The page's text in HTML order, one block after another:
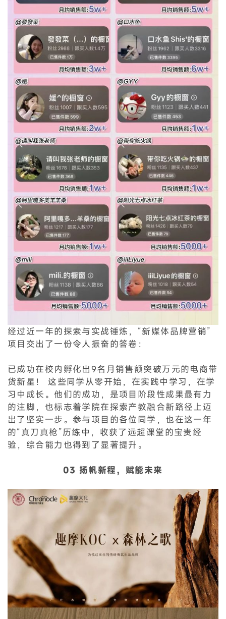
经过近一年的探索与实战锤炼，“新媒体品牌营销”
项目交出了一份令人振奋的答卷：
已成功在校内孵化出9名月销售额突破万元的电商带
货新星！ 这些同学从零开始，在实践中学习，在学
习中成长。他们的成功，是项目阶段性成果最有力
的注脚，也标志着学院在探索产教融合新路径上迈
出了坚实一步。参与项目的各位同学，也在这一年
的“真刀真枪”历练中，收获了远超课堂的宝贵经
验，综合能力也得到了显著提升。
03 扬帆新程，赋能未来